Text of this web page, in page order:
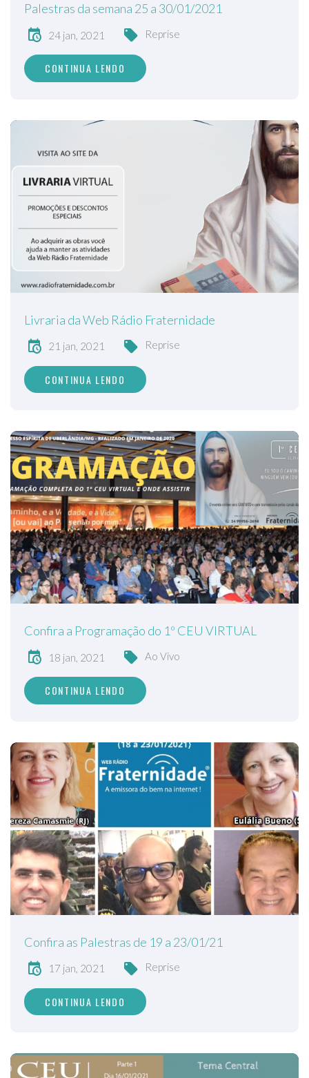
Palestras da semana 25 a 30/01/2021
24 jan, 2021 Reprise
CONTINUA LENDO
Livraria da Web Rádio Fraternidade
21 jan, 2021 Reprise
CONTINUA LENDO
Confira a Programação do 1º CEU VIRTUAL
18 jan, 2021 Ao Vivo
CONTINUA LENDO
Confira as Palestras de 19 a 23/01/21
17 jan, 2021 Reprise
CONTINUA LENDO